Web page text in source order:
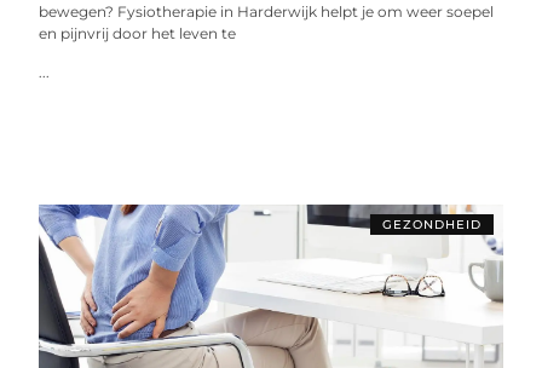
bewegen? Fysiotherapie in Harderwijk helpt je om weer soepel
en pijnvrij door het leven te
...
GEZONDHEID